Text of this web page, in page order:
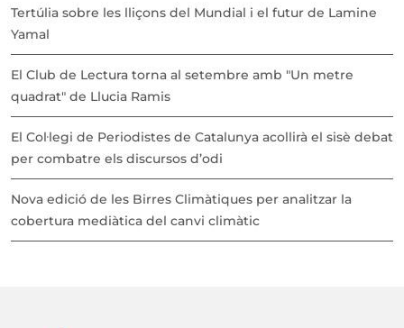
Tertúlia sobre les lliçons del Mundial i el futur de Lamine
Yamal
El Club de Lectura torna al setembre amb "Un metre
quadrat" de Llucia Ramis
El Col·legi de Periodistes de Catalunya acollirà el sisè debat
per combatre els discursos d’odi
Nova edició de les Birres Climàtiques per analitzar la
cobertura mediàtica del canvi climàtic